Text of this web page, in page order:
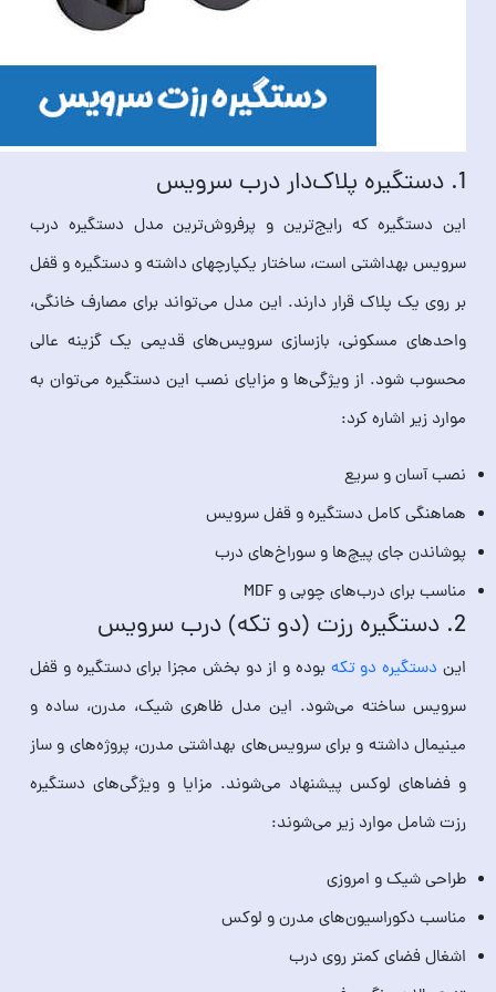
1. دستگیره پلاک‌دار درب سرویس
این دستگیره که رایج‌ترین و پرفروش‌ترین مدل دستگیره درب
سرویس بهداشتی است، ساختار یکپارچه‎ای داشته و دستگیره و قفل
بر روی یک پلاک قرار دارند. این مدل می‌تواند برای مصارف خانگی،
واحدهای مسکونی، بازسازی سرویس‌های قدیمی یک گزینه عالی
محسوب شود. از ویژگی‌ها و مزایای نصب این دستگیره می‌توان به
موارد زیر اشاره کرد:
نصب آسان و سریع
هماهنگی کامل دستگیره و قفل سرویس
پوشاندن جای پیچ‌ها و سوراخ‌های درب
مناسب برای درب‌های چوبی و MDF
2. دستگیره رزت (دو تکه) درب سرویس
این دستگیره دو تکه بوده و از دو بخش مجزا برای دستگیره و قفل
سرویس ساخته می‌شود. این مدل ظاهری شیک، مدرن، ساده و
مینیمال داشته و برای سرویس‌های بهداشتی مدرن، پروژه‌های و ساز
و فضاهای لوکس پیشنهاد می‌شوند. مزایا و ویژگی‌های دستگیره
رزت شامل موارد زیر می‌شوند:
طراحی شیک و امروزی
مناسب دکوراسیون‌های مدرن و لوکس
اشغال فضای کمتر روی درب